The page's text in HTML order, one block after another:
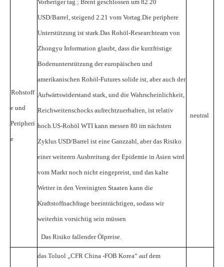
Rohstoff
e und
Peripheri
e
Vorheriger tag ; Brent geschlossen um 82.20
USD/Barrel, steigend 2.21 vom Vortag.Die periphere
Unterstützung ist stark.Das Rohöl-Researchteam von
Zhongyu Information glaubt, dass die kurzfristige
Bodenunterstützung der europäischen und
amerikanischen Rohöl-Futures solide ist, aber auch der
Aufwärtswiderstand stark, und die Wahrscheinlichkeit,
Reichweitenschocks aufrechtzuerhalten, ist relativ
hoch.US-Rohöl WTI kann messen 80 im nächsten
Zyklus USD/Barrel ist eine Ganzzahl, aber das Risiko
einer weiteren Ausbreitung der Epidemie in Asien wird
vom Markt noch nicht eingepreist, und das kalte
Wetter in den Vereinigten Staaten kann die
Kraftstoffnachfrage beeinträchtigen, sodass wir
weiterhin vorsichtig sein müssen
Das Risiko fallender Ölpreise.
neutral
das Toluol „CFR China -FOB Korea“ auf dem